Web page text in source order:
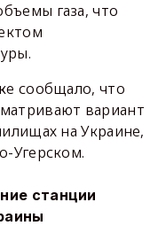
газа, что
сообщало, что
вариант
на Украине,
Угерском.
станции